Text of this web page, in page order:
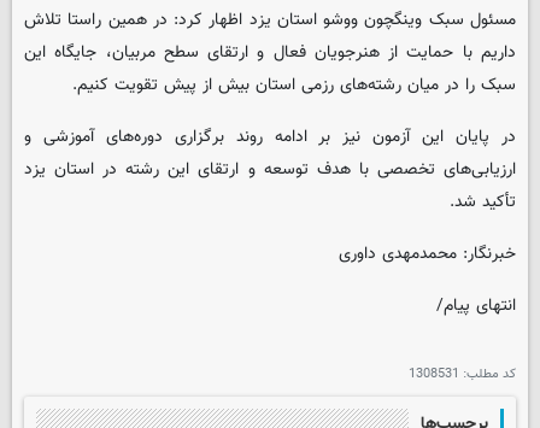
مسئول سبک وینگچون ووشو استان یزد اظهار کرد: در همین راستا تلاش
داریم با حمایت از هنرجویان فعال و ارتقای سطح مربیان، جایگاه این
سبک را در میان رشته‌های رزمی استان بیش از پیش تقویت کنیم.
در پایان این آزمون نیز بر ادامه روند برگزاری دوره‌های آموزشی و
ارزیابی‌های تخصصی با هدف توسعه و ارتقای این رشته در استان یزد
تأکید شد.
خبرنگار: محمدمهدی‌ داوری
انتهای پیام/
کد مطلب: 1308531